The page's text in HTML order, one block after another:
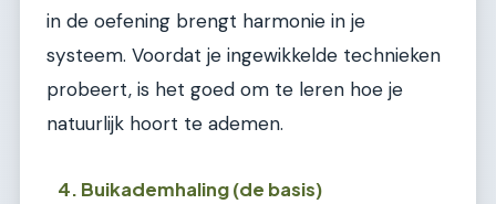
in de oefening brengt harmonie in je
systeem. Voordat je ingewikkelde technieken
probeert, is het goed om te leren hoe je
natuurlijk hoort te ademen.
4. Buikademhaling (de basis)